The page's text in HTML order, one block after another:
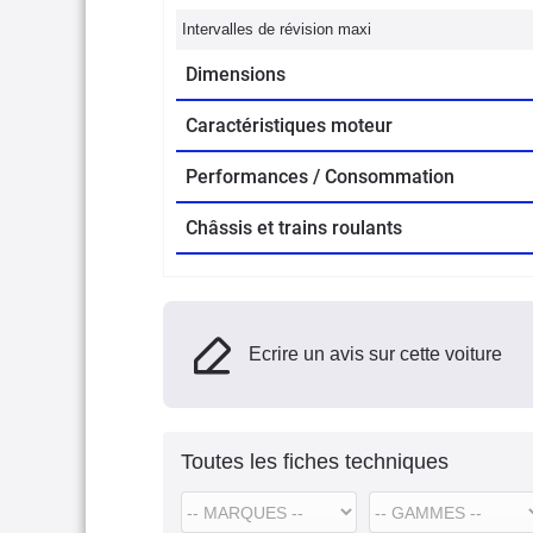
Intervalles de révision maxi
Dimensions
Caractéristiques moteur
Performances / Consommation
Châssis et trains roulants
Ecrire un avis sur cette voiture
Toutes les fiches techniques